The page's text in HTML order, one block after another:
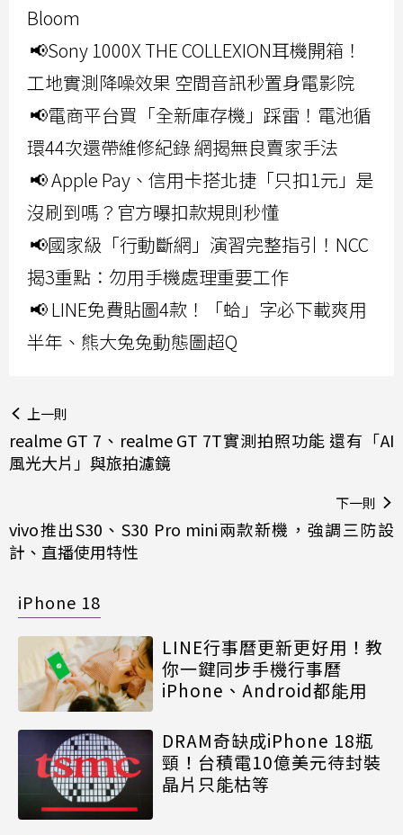
Bloom
📢Sony 1000X THE COLLEXION耳機開箱！
工地實測降噪效果 空間音訊秒置身電影院
📢電商平台買「全新庫存機」踩雷！電池循
環44次還帶維修紀錄 網揭無良賣家手法
📢 Apple Pay、信用卡搭北捷「只扣1元」是
沒刷到嗎？官方曝扣款規則秒懂
📢國家級「行動斷網」演習完整指引！NCC
揭3重點：勿用手機處理重要工作
📢 LINE免費貼圖4款！「蛤」字必下載爽用
半年、熊大兔兔動態圖超Q
上一則
realme GT 7、realme GT 7T實測拍照功能 還有「AI
風光大片」與旅拍濾鏡
下一則
vivo推出S30、S30 Pro mini兩款新機，強調三防設
計、直播使用特性
iPhone 18
LINE行事曆更新更好用！教
你一鍵同步手機行事曆
iPhone、Android都能用
DRAM奇缺成iPhone 18瓶
頸！台積電10億美元待封裝
晶片只能枯等